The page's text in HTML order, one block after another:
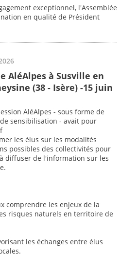
exceptionnel, l'Assemblée
en qualité de Président
AléAlpes à Susville en
(38 - Isère) -15 juin
AléAlpes - sous forme de
sensibilisation - avait pour
les élus sur les modalités
possibles des collectivités pour
diffuser de l'information sur les
comprendre les enjeux de la
risques naturels en territoire de
les échanges entre élus